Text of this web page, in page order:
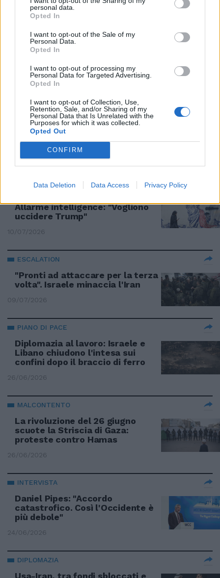
personal data.
Opted In
I want to opt-out of the Sale of my
Personal Data.
Opted In
I want to opt-out of processing my
Personal Data for Targeted Advertising.
Opted In
I want to opt-out of Collection, Use,
Retention, Sale, and/or Sharing of my
Personal Data that Is Unrelated with the
Purposes for which it was collected.
Opted Out
CONFIRM
Data Deletion Data Access Privacy Policy
TERRORISTI
Gaza, anche l'Onu denuncia:
“Hamas dirotta gli aiuti
umanitari”. Triste risveglio pro-
13/07/2026
SFIDANTI
Elezioni parlamentari in vista in
Israele. Ecco tutti i rivali di
RETROSCENA
Allarme intelligence: "Vogliono
uccidere Trump"
10/07/2026
ESCALATION
"Pronti ad attaccare per la terza
volta". Israele minaccia l'Iran
09/07/2026
PIANO DI PACE
Diplomazia al lavoro: Israele e
Libano chiudono l'intesa sui
confini dopo il braccio di ferro
26/06/2026
MALCONTENTO
La rivoluzione del 26 giugno
scuote la Striscia di Gaza:
proteste contro Hamas
26/06/2026
INTERVISTA
Daniel Pipes: "Accordo
catastrofico. Così l'Occidente è
più debole"
24/06/2026
DIPLOMAZIA
Usa-Iran, tra fondi sbloccati e